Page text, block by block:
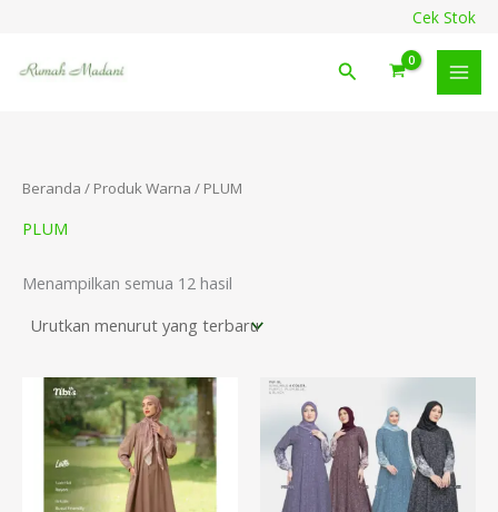
konten
Cek Stok
Cari
Beranda / Produk Warna / PLUM
PLUM
Menampilkan semua 12 hasil